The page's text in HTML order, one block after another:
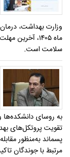
وزارت بهداشت،
ماه ۱۴۰۵،
سلامت است.
به روسای
تقویت پروتکل‌های
پسماند به‌منظور
مرتبط با جوندگان